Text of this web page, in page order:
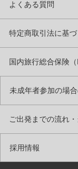
よくある質問
特定商取引法に基
国内旅行総合保険（
未成年者参加の場
ご出発までの流れ
採用情報